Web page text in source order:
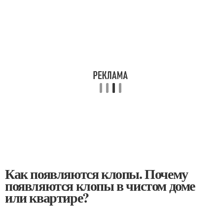
Как появляются клопы. Почему
появляются клопы в чистом доме
или квартире?